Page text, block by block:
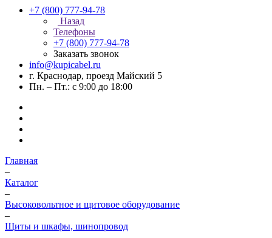
+7 (800) 777-94-78
Назад
Телефоны
+7 (800) 777-94-78
Заказать звонок
info@kupicabel.ru
г. Краснодар, проезд Майский 5
Пн. – Пт.: с 9:00 до 18:00
Главная
–
Каталог
–
Высоковольтное и щитовое оборудование
–
Щиты и шкафы, шинопровод